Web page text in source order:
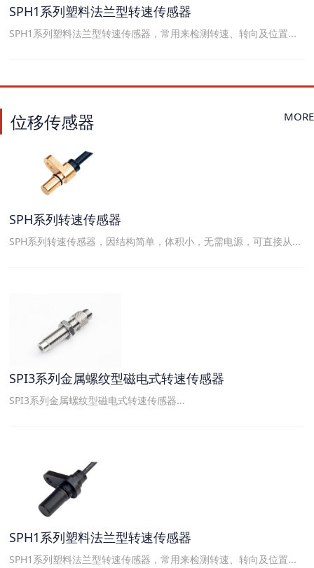
SPH1系列塑料法兰型转速传感器
SPH1系列塑料法兰型转速传感器，常用来检测转速、转向及位置...
位移传感器 MORE
SPH系列转速传感器
SPH系列转速传感器，因结构简单，体积小，无需电源，可直接从...
SPI3系列金属螺纹型磁电式转速传感器
SPI3系列金属螺纹型磁电式转速传感器...
SPH1系列塑料法兰型转速传感器
SPH1系列塑料法兰型转速传感器，常用来检测转速、转向及位置...